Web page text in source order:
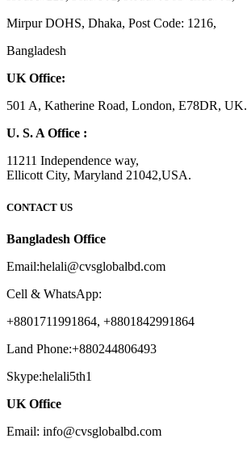
Mirpur DOHS, Dhaka, Post Code: 1216,
Bangladesh
UK Office:
501 A, Katherine Road, London, E78DR, UK.
U. S. A Office :
11211 Independence way,
Ellicott City, Maryland 21042,USA.
CONTACT US
Bangladesh Office
Email:helali@cvsglobalbd.com
Cell & WhatsApp:
+8801711991864, +8801842991864
Land Phone:+880244806493
Skype:helali5th1
UK Office
Email: info@cvsglobalbd.com